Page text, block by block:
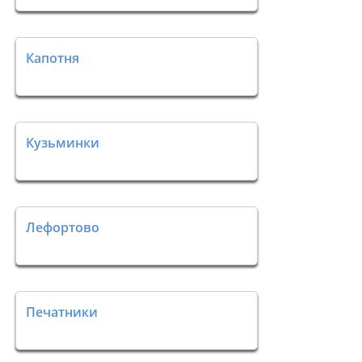
Капотня
Кузьминки
Лефортово
Печатники